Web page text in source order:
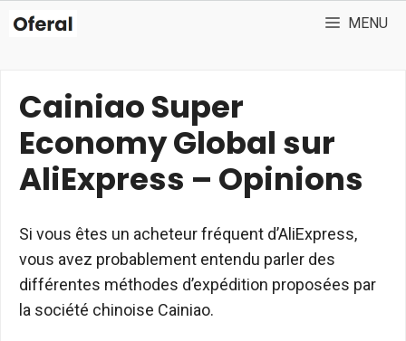
MENU
Cainiao Super
Economy Global sur
AliExpress – Opinions
Si vous êtes un acheteur fréquent d’AliExpress,
vous avez probablement entendu parler des
différentes méthodes d’expédition proposées par
la société chinoise Cainiao.